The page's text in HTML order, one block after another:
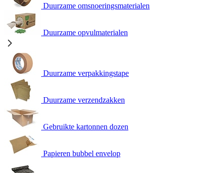
Duurzame omsnoeringsmaterialen
Duurzame opvulmaterialen
Duurzame verpakkingstape
Duurzame verzendzakken
Gebruikte kartonnen dozen
Papieren bubbel envelop